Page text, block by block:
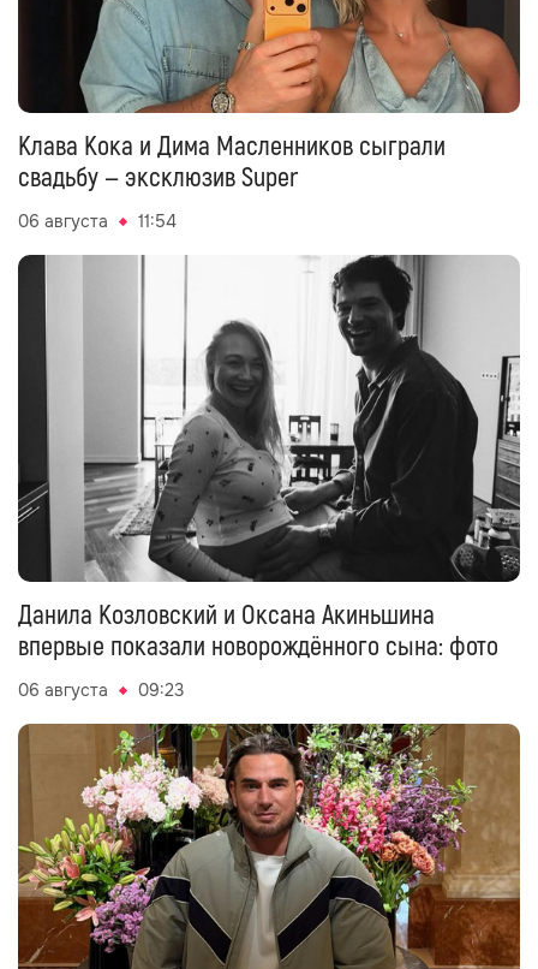
Клава Кока и Дима Масленников сыграли
свадьбу — эксклюзив Super
06 августа 11:54
Данила Козловский и Оксана Акиньшина
впервые показали новорождённого сына: фото
06 августа 09:23